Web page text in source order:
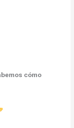
cómo